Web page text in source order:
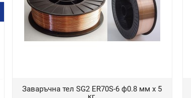
Заваръчна тел SG2 ER70S-6 ф0.8 мм х 5